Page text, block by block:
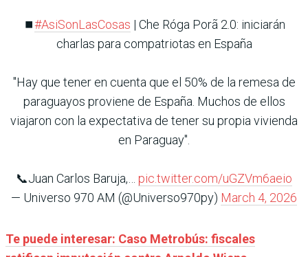
⏹️#AsiSonLasCosas | Che Róga Porã 2.0: iniciarán
charlas para compatriotas en España
"Hay que tener en cuenta que el 50% de la remesa de
paraguayos proviene de España. Muchos de ellos
viajaron con la expectativa de tener su propia vivienda
en Paraguay".
📞Juan Carlos Baruja,… pic.twitter.com/uGZVm6aeio
— Universo 970 AM (@Universo970py) March 4, 2026
Te puede interesar: Caso Metrobús: fiscales